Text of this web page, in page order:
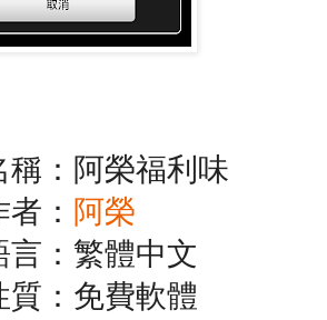
稱：阿榮福利味
： 阿榮
言：繁體中文
質：免費軟體